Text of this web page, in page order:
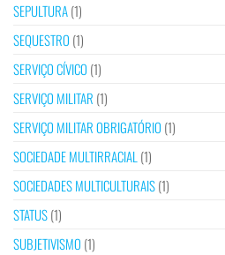
SEPULTURA(1)
SEQUESTRO (1)
SERVIÇO CÍVICO (1)
SERVIÇO MILITAR (1)
SERVIÇO MILITAR OBRIGATÓRIO (1)
SOCIEDADE MULTIRRACIAL (1)
SOCIEDADES MULTICULTURAIS(1)
STATUS(1)
SUBJETIVISMO (1)